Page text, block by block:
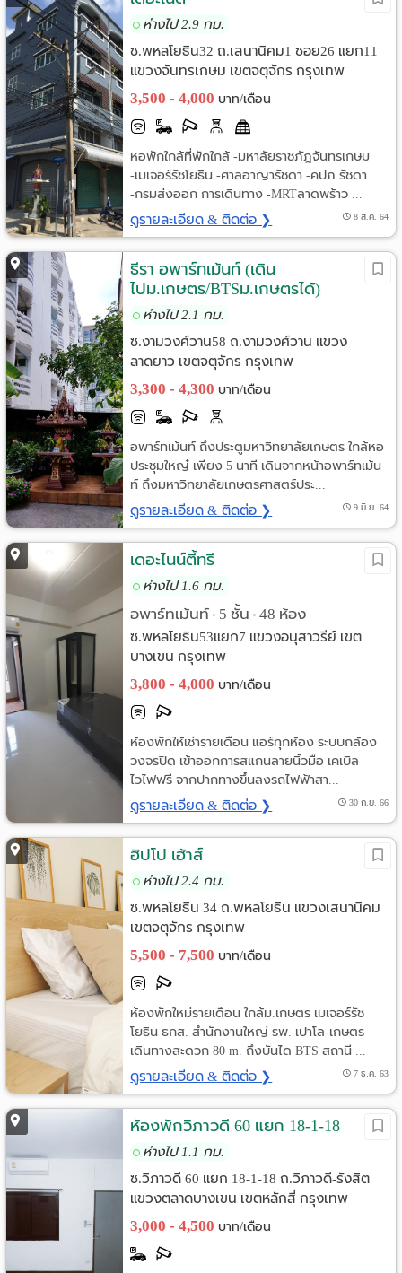
ห่างไป 2.9 กม.
ซ.พหลโยธิน32 ถ.เสนานิคม1 ซอย26 แยก11
แขวงจันทรเกษม เขตจตุจักร กรุงเทพ
3,500 - 4,000 บาท/เดือน
หอพักใกล้ที่พักใกล้ -มหาลัยราชภัฎจันทรเกษม
-เมเจอร์รัชโยธิน -ศาลอาญารัชดา -คปภ.รัชดา
-กรมส่งออก การเดินทาง -MRTลาดพร้าว ...
ดูรายละเอียด & ติดต่อ ❯ 8 ส.ค. 64
ธีรา อพาร์ทเม้นท์ (เดิน
ไปม.เกษตร/BTSม.เกษตรได้)
ห่างไป 2.1 กม.
ซ.งามวงศ์วาน58 ถ.งามวงศ์วาน แขวง
ลาดยาว เขตจตุจักร กรุงเทพ
3,300 - 4,300 บาท/เดือน
อพาร์ทเม้นท์ ถึงประตูมหาวิทยาลัยเกษตร ใกล้หอ
ประชุมใหญ๋ เพียง 5 นาที เดินจากหน้าอพาร์ทเม้น
ท์ ถึงมหาวิทยาลัยเกษตรศาสตร์ประ...
ดูรายละเอียด & ติดต่อ ❯ 9 มิ.ย. 64
เดอะไนน์ตี้ทรี
ห่างไป 1.6 กม.
อพาร์ทเม้นท์ • 5 ชั้น • 48 ห้อง
ซ.พหลโยธิน53แยก7 แขวงอนุสาวรีย์ เขต
บางเขน กรุงเทพ
3,800 - 4,000 บาท/เดือน
ห้องพักให้เช่ารายเดือน แอร์ทุกห้อง ระบบกล้อง
วงจรปิด เข้าออกการสแกนลายนิ้วมือ เคเบิล
ไวไฟฟรี จากปากทางขึ้นลงรถไฟฟ้าสา...
ดูรายละเอียด & ติดต่อ ❯ 30 ก.ย. 66
ฮิปโป เฮ้าส์
ห่างไป 2.4 กม.
ซ.พหลโยธิน 34 ถ.พหลโยธิน แขวงเสนานิคม
เขตจตุจักร กรุงเทพ
5,500 - 7,500 บาท/เดือน
ห้องพักใหม่รายเดือน ใกล้ม.เกษตร เมเจอร์รัช
โยธิน ธกส. สำนักงานใหญ่ รพ. เปาโล-เกษตร
เดินทางสะดวก 80 m. ถึงบันได BTS สถานี ...
ดูรายละเอียด & ติดต่อ ❯ 7 ธ.ค. 63
ห้องพักวิภาวดี 60 แยก 18-1-18
ห่างไป 1.1 กม.
ซ.วิภาวดี 60 แยก 18-1-18 ถ.วิภาวดี-รังสิต
แขวงตลาดบางเขน เขตหลักสี่ กรุงเทพ
3,000 - 4,500 บาท/เดือน